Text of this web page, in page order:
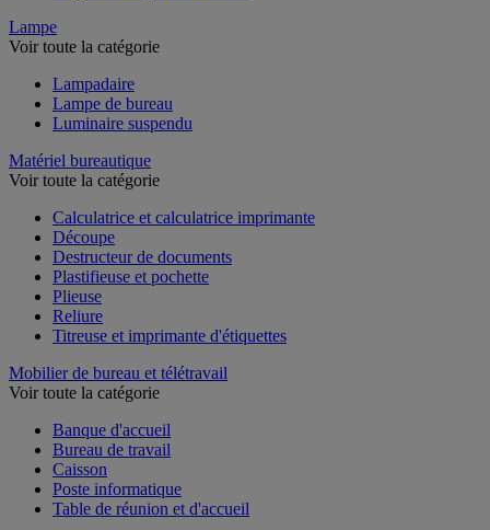
Lampe
Voir toute la catégorie
Lampadaire
Lampe de bureau
Luminaire suspendu
Matériel bureautique
Voir toute la catégorie
Calculatrice et calculatrice imprimante
Découpe
Destructeur de documents
Plastifieuse et pochette
Plieuse
Reliure
Titreuse et imprimante d'étiquettes
Mobilier de bureau et télétravail
Voir toute la catégorie
Banque d'accueil
Bureau de travail
Caisson
Poste informatique
Table de réunion et d'accueil